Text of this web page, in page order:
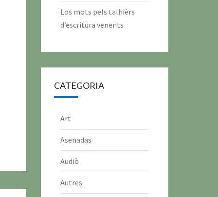
Los mots pels talhièrs
d’escritura venents
CATEGORIA
Art
Asenadas
Audiò
Autres